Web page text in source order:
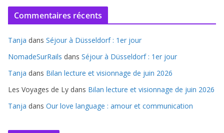
Commentaires récents
Tanja dans Séjour à Düsseldorf : 1er jour
NomadeSurRails dans Séjour à Düsseldorf : 1er jour
Tanja dans Bilan lecture et visionnage de juin 2026
Les Voyages de Ly dans Bilan lecture et visionnage de juin 2026
Tanja dans Our love language : amour et communication